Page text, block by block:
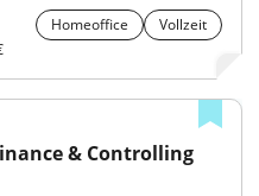
Homeoffice
Vollzeit
& Controlling